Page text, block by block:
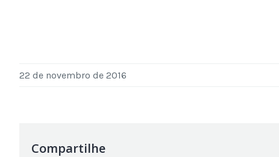
22 de novembro de 2016
Compartilhe